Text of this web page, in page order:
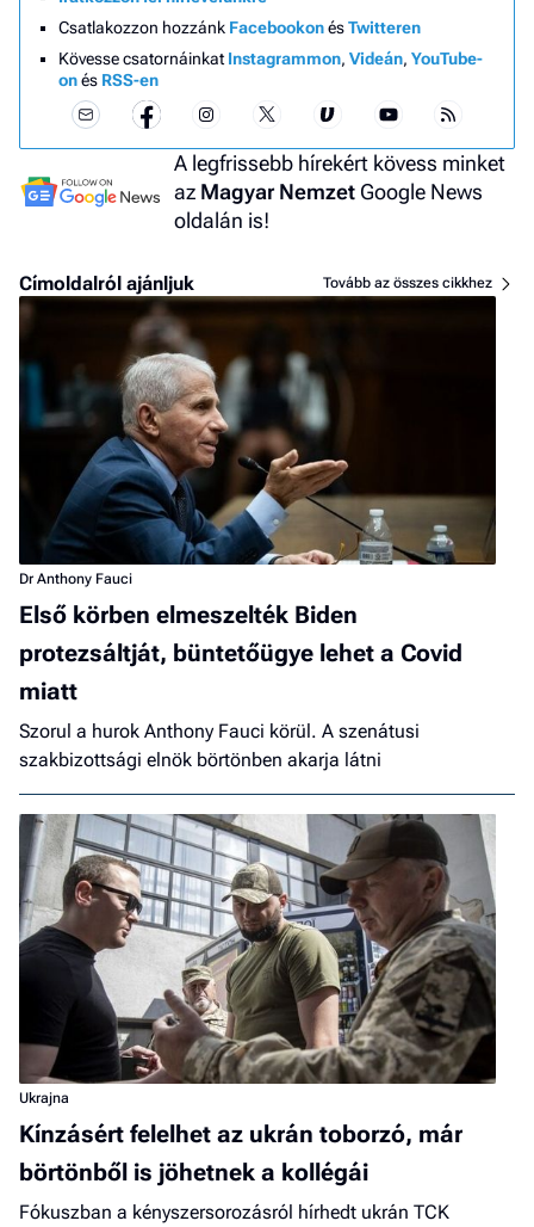
Csatlakozzon hozzánk FacebookonésTwitteren
Kövesse csatornáinkat Instagrammon, Videán, YouTube-
onés RSS-en
A legfrissebb hírekért kövess minket
az Magyar Nemzet Google News
oldalán is!
Címoldalról ajánljuk Tovább az összes cikkhez
Dr Anthony Fauci
Első körben elmeszelték Biden
protezsáltját, büntetőügye lehet a Covid
miatt
Szorul a hurok Anthony Fauci körül. A szenátusi
szakbizottsági elnök börtönben akarja látni
Ukrajna
Kínzásért felelhet az ukrán toborzó, már
börtönből is jöhetnek a kollégái
Fókuszban a kényszersorozásról hírhedt ukrán TCK